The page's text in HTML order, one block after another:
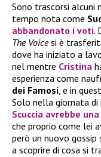
Sono trascorsi alcuni
tempo nota come
abbandonato i voti.
The Voicesi è
dove ha iniziato a
nel mentre Cristina
esperienza come
dei Famosi, e in
Solo nella giornata
Scuccia avrebbe
che proprio come lei
però un nuovo
a scoprire di cosa si